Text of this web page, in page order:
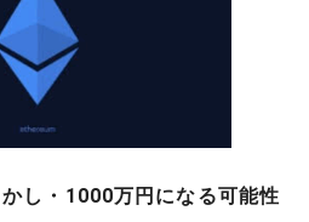
し・1000万円になる可能性